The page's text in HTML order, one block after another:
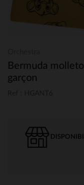
Bermuda
garçon